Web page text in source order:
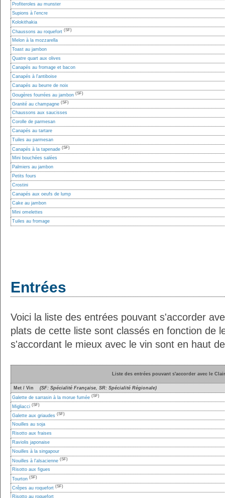
Profiteroles au munster
Supions à l'encre
Kolokithakia
Chaussons au roquefort (SF)
Melon à la mozzarella
Toast au jambon
Quatre quart aux olives
Canapés au fromage et bacon
Canapés à l'antiboise
Canapés au beurre de noix
Gougères fourrées au jambon (SF)
Granité au champagne (SF)
Chaussons aux saucisses
Corolle de parmesan
Canapés au tartare
Tuiles au parmesan
Canapés à la tapenade (SF)
Mini bouchées salées
Palmiers au jambon
Petits fours
Crostini
Canapés aux oeufs de lump
Cake au jambon
Mini omelettes
Tuiles au fromage
Entrées
Voici la liste des entrées pouvant s'accorder
plats de cette liste sont classés en fonction de
s'accordant le mieux avec le vin sont en haut
Liste des entrées pouvant s'accorder avec le
Met / Vin
(SF: Spécialité Française, SR: Spécialité Régionale)
Galette de sarrasin à la morue fumée (SF)
Migliacci (SF)
Galette aux griaudes (SF)
Nouilles au soja
Risotto aux fraises
Raviolis japonaise
Nouilles à la singapour
Nouilles à l'alsacienne (SF)
Risotto aux figues
Tourton (SF)
Crêpes au roquefort (SF)
Risotto au roquefort